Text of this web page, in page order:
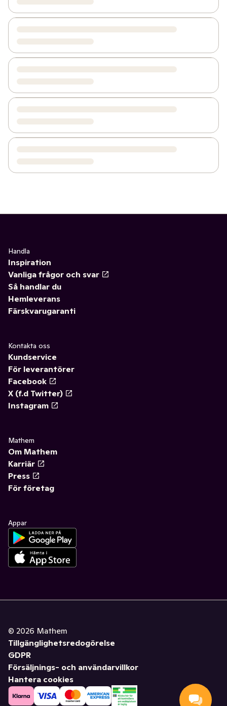
Handla
Inspiration
Vanliga frågor och svar
Så handlar du
Hemleverans
Färskvarugaranti
Kontakta oss
Kundservice
För leverantörer
Facebook
X (f.d Twitter)
Instagram
Mathem
Om Mathem
Karriär
Press
För företag
Appar
© 2026 Mathem
Tillgänglighetsredogörelse
GDPR
Försäljnings- och användarvillkor
Hantera cookies